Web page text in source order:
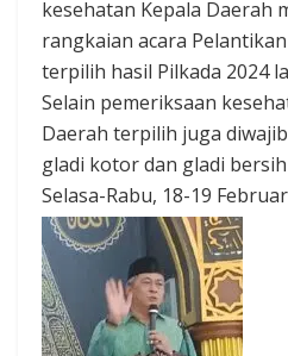
kesehatan Kepala Daerah
rangkaian acara
terpilih hasil Pilkada 2024
Selain pemeriksaan
Daerah terpilih juga
gladi kotor dan gladi
Selasa-Rabu, 18-19